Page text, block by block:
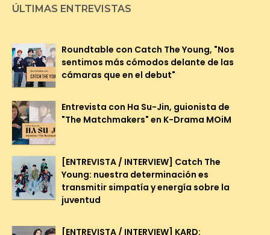
ÚLTIMAS ENTREVISTAS
Roundtable con Catch The Young, "Nos
sentimos más cómodos delante de las
cámaras que en el debut"
Entrevista con Ha Su-Jin, guionista de
"The Matchmakers" en K-Drama MOiM
[ENTREVISTA / INTERVIEW] Catch The
Young: nuestra determinación es
transmitir simpatía y energía sobre la
juventud
[ENTREVISTA / INTERVIEW] KARD: